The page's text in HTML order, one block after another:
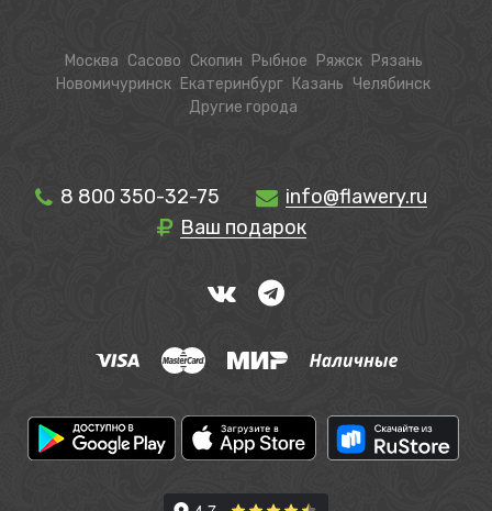
Москва Сасово Скопин Рыбное Ряжск
Рязань
Новомичуринск Екатеринбург Казань Челябинск
Другие города
8 800 350-32-75
info@flawery.ru
Ваш подарок